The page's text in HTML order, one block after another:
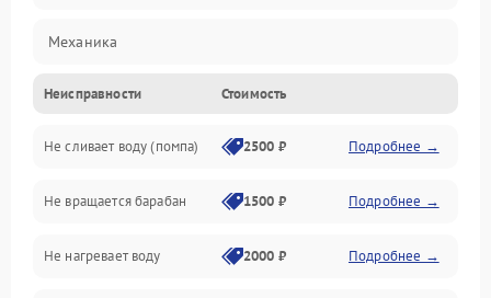
Механика
Электропитание
Водоснабжение
Слив
Программное обеспечение
Неисправности Стоимость
Не сливает воду (помпа) 2500 ₽ Подробнее →
Не вращается барабан 1500 ₽ Подробнее →
Не нагревает воду 2000 ₽ Подробнее →